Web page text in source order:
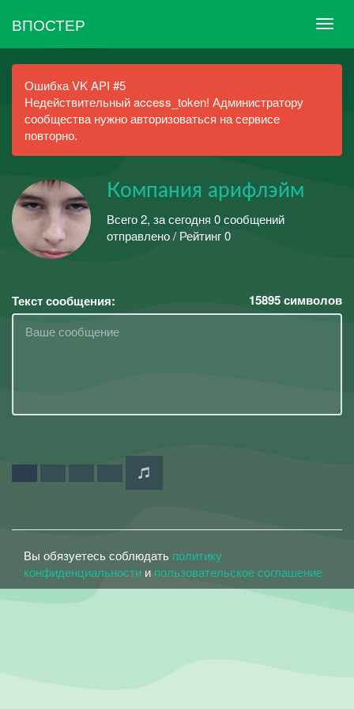
ВПОСТЕР
Ошибка VK API #5
Недействительный access_token! Администратору
сообщества нужно авторизоваться на сервисе
повторно.
Компания арифлэйм
Всего 2, за сегодня 0 сообщений
отправлено / Рейтинг 0
Текст сообщения: 15895символов
Вы обязуетесь соблюдать политику
конфиденциальности и пользовательское соглашение